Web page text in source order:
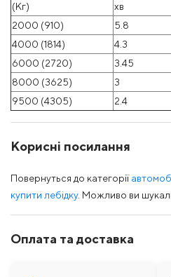
(Kг)
хв
2000 (910)
5.8
4000 (1814)
4.3
6000 (2720)
3.45
8000 (3625)
3
9500 (4305)
2.4
Корисні посилання
Повернуться до категорії
купити лебідку. Можливо ви
Оплата та доставка